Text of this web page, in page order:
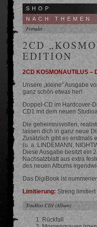
SHOP
NACH THEMEN
Fremder
2CD
EDITION
2CD KOSMONAUTILUS –
Unsere „kleine“ Ausgabe
ganz schön etwas her!
Doppel-CD im Hardcover-
CD1 mit dem neuen
Die geheimnisvollen,
lassen dich in ganz neue
Zusätzlich gibt es erstmals
(u. a. LINDEMANN,
Diese Ausgabe besitzt ein
Nachsatzblatt aus extra
des neuen Albums
Das DigiBook ist
Limitierung: Streng
Tracklist CD1 (Album)
Rückfall